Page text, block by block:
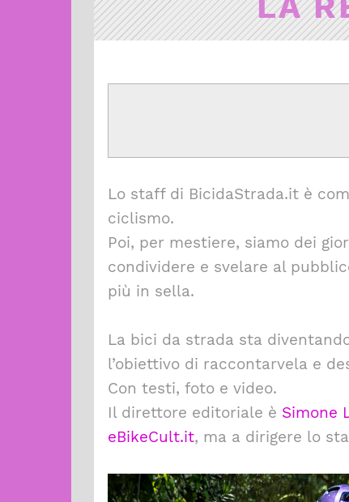
Lo staff di BicidaStrada.it è
ciclismo.
Poi, per mestiere, siamo dei
condividere e svelare al
più in sella.
La bici da strada sta
l’obiettivo di raccontarvela e
Con testi, foto e video.
Il direttore editoriale è Simone
eBikeCult.it, ma a dirigere lo